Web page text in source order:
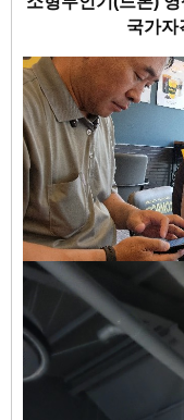
국가자